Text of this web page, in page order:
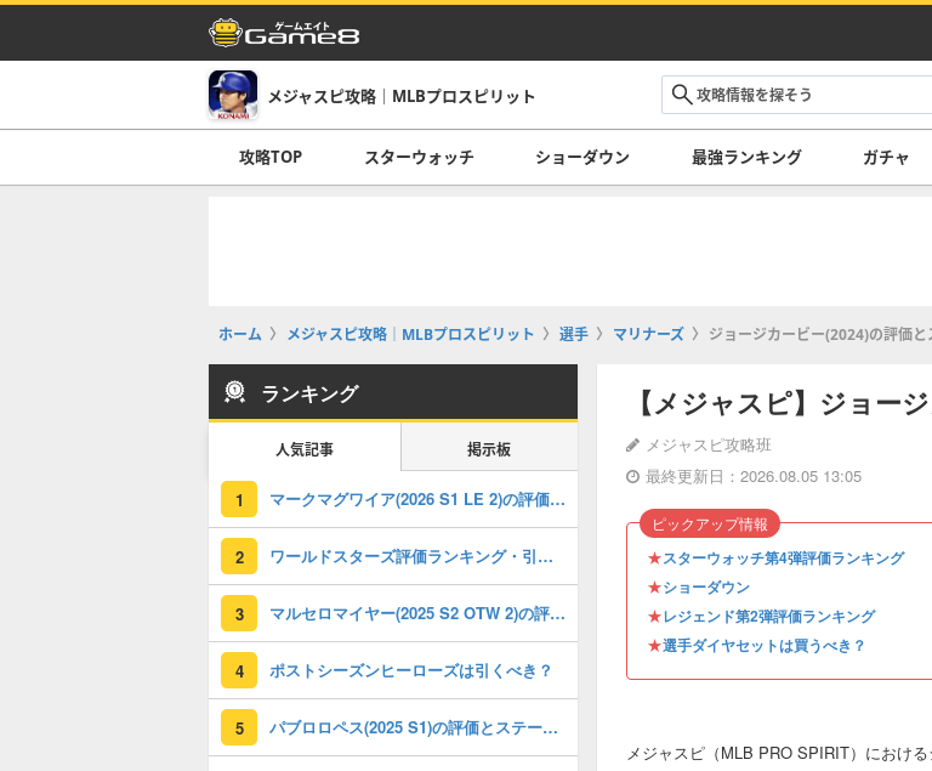
メジャスピ攻略｜MLBプロスピリット
攻略TOP スターウォッチ ショーダウン 最強ランキング ガチャ
ホーム メジャスピ攻略｜MLBプロスピリット 選手 マリナーズ ジョージカービー(2024)の評価と
【メジャスピ】ジョー
メジャスピ攻略班
最終更新日：2026.08.05 13:05
★スターウォッチ第4弾評価ランキング
★ショーダウン
★レジェンド第2弾評価ランキング
★選手ダイヤセットは買うべき？
ピックアップ情報
メジャスピ（MLB PRO SPIRIT）における
ランキング
人気記事 掲示板
1 マークマグワイア(2026 S1 LE 2)の評価とステータス
2 ワールドスターズ評価ランキング・引くべき？
3 マルセロマイヤー(2025 S2 OTW 2)の評価とステータス
4 ポストシーズンヒーローズは引くべき？
5 パブロロペス(2025 S1)の評価とステータス